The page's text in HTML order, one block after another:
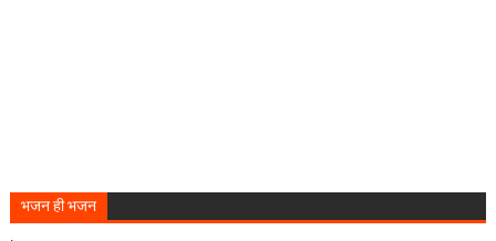
भजन ही भजन